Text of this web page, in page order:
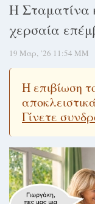
Στοχασμοί &
Διαφήμιση
Γίνετε συνδρομητής
Log in
Η Σταματίνα
χερσαία
19 Μαρ, ’26 11:54 ΜΜ
Η επιβίωση
Γίνετε